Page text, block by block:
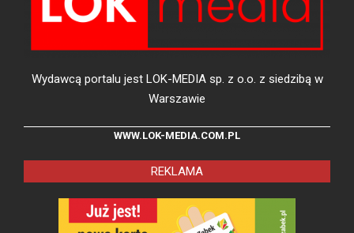
Wydawcą portalu jest LOK-MEDIA sp. z o.o. z siedzibą w
Warszawie
WWW.LOK-MEDIA.COM.PL
REKLAMA